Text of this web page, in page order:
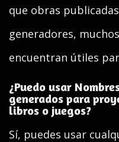
que obras
generadores,
encuentran útiles
¿Puedo usar
generados para
libros o juegos?
Sí, puedes usar